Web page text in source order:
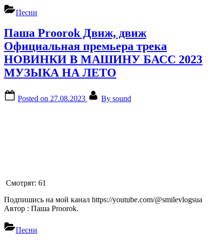
Песни
Паша Proorok Движ, движ
Официальная премьера трека
НОВИНКИ В МАШИНУ БАСС 2023
МУЗЫКА НА ЛЕТО
Posted on 27.08.2023 By sound
Смотрят: 61
Подпишись на мой канал https://youtube.com/@smilevlogsua
Автор : Паша Proorok.
Песни